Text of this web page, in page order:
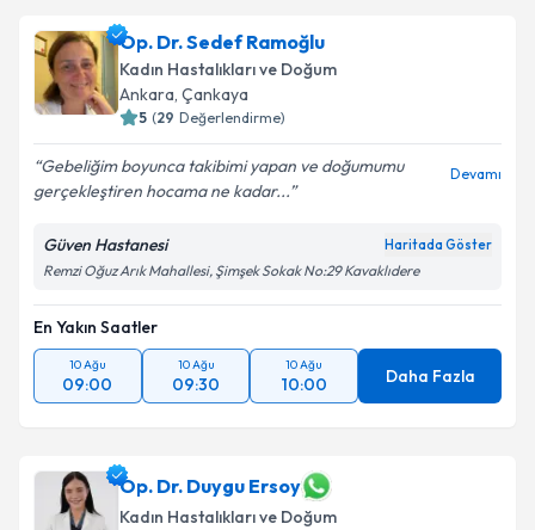
takvim hazırlandığında e-posta ile bilgilendireceğiz.
E-posta Adresiniz
kapsamda işlenmesini kabul ediyorum.
Op. Dr. Sedef Ramoğlu
Kadın Hastalıkları ve Doğum
Ankara, Çankaya
5 (29 Değerlendirme)
Gebeliğim boyunca takibimi yapan ve doğumumu
gerçekleştiren hocama ne kadar...
Devamı
Güven Hastanesi Haritada Göster
Remzi Oğuz Arık Mahallesi, Şimşek Sokak No:29 Kavaklıdere
En Yakın Saatler
10 Ağu
09:00
10 Ağu
09:30
10 Ağu
10:00 Daha Fazla
Op. Dr. Duygu Ersoy
Kadın Hastalıkları ve Doğum